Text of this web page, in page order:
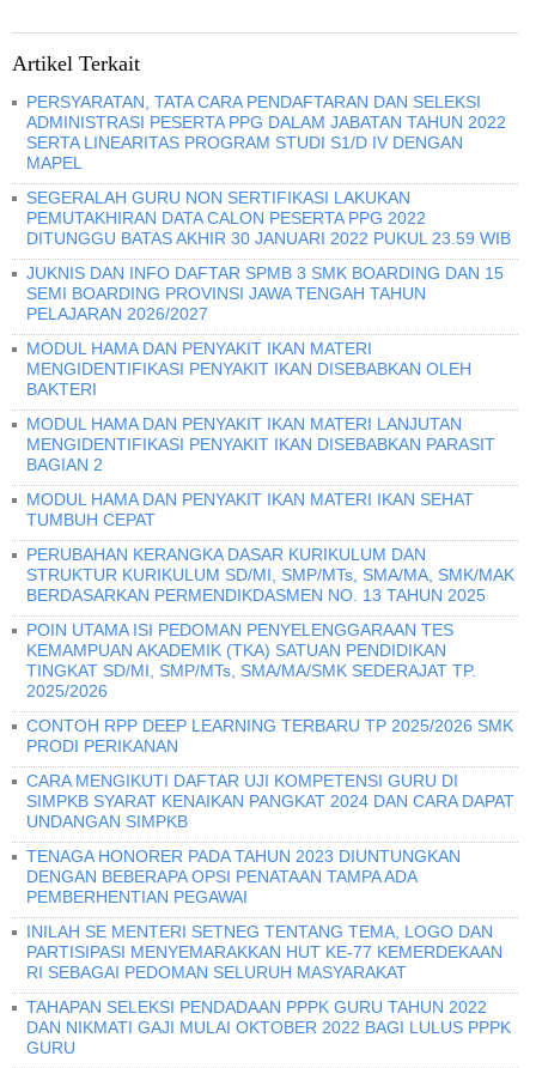
Artikel Terkait
PERSYARATAN, TATA CARA PENDAFTARAN DAN SELEKSI
ADMINISTRASI PESERTA PPG DALAM JABATAN TAHUN 2022
SERTA LINEARITAS PROGRAM STUDI S1/D IV DENGAN
MAPEL
SEGERALAH GURU NON SERTIFIKASI LAKUKAN
PEMUTAKHIRAN DATA CALON PESERTA PPG 2022
DITUNGGU BATAS AKHIR 30 JANUARI 2022 PUKUL 23.59 WIB
JUKNIS DAN INFO DAFTAR SPMB 3 SMK BOARDING DAN 15
SEMI BOARDING PROVINSI JAWA TENGAH TAHUN
PELAJARAN 2026/2027
MODUL HAMA DAN PENYAKIT IKAN MATERI
MENGIDENTIFIKASI PENYAKIT IKAN DISEBABKAN OLEH
BAKTERI
MODUL HAMA DAN PENYAKIT IKAN MATERI LANJUTAN
MENGIDENTIFIKASI PENYAKIT IKAN DISEBABKAN PARASIT
BAGIAN 2
MODUL HAMA DAN PENYAKIT IKAN MATERI IKAN SEHAT
TUMBUH CEPAT
PERUBAHAN KERANGKA DASAR KURIKULUM DAN
STRUKTUR KURIKULUM SD/MI, SMP/MTs, SMA/MA, SMK/MAK
BERDASARKAN PERMENDIKDASMEN NO. 13 TAHUN 2025
POIN UTAMA ISI PEDOMAN PENYELENGGARAAN TES
KEMAMPUAN AKADEMIK (TKA) SATUAN PENDIDIKAN
TINGKAT SD/MI, SMP/MTs, SMA/MA/SMK SEDERAJAT TP.
2025/2026
CONTOH RPP DEEP LEARNING TERBARU TP 2025/2026 SMK
PRODI PERIKANAN
CARA MENGIKUTI DAFTAR UJI KOMPETENSI GURU DI
SIMPKB SYARAT KENAIKAN PANGKAT 2024 DAN CARA DAPAT
UNDANGAN SIMPKB
TENAGA HONORER PADA TAHUN 2023 DIUNTUNGKAN
DENGAN BEBERAPA OPSI PENATAAN TAMPA ADA
PEMBERHENTIAN PEGAWAI
INILAH SE MENTERI SETNEG TENTANG TEMA, LOGO DAN
PARTISIPASI MENYEMARAKKAN HUT KE-77 KEMERDEKAAN
RI SEBAGAI PEDOMAN SELURUH MASYARAKAT
TAHAPAN SELEKSI PENDADAAN PPPK GURU TAHUN 2022
DAN NIKMATI GAJI MULAI OKTOBER 2022 BAGI LULUS PPPK
GURU